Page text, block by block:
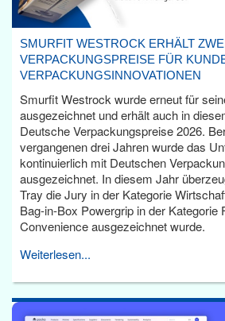
SMURFIT WESTROCK ERHÄLT
VERPACKUNGSPREISE FÜR
VERPACKUNGSINNOVATIONEN
Smurfit Westrock wurde erneut für
ausgezeichnet und erhält auch in
Deutsche Verpackungspreise 2026.
vergangenen drei Jahren wurde das
kontinuierlich mit Deutschen
ausgezeichnet. In diesem Jahr
Tray die Jury in der Kategorie
Bag-in-Box Powergrip in der Kategorie
Convenience ausgezeichnet wurde.
Weiterlesen...